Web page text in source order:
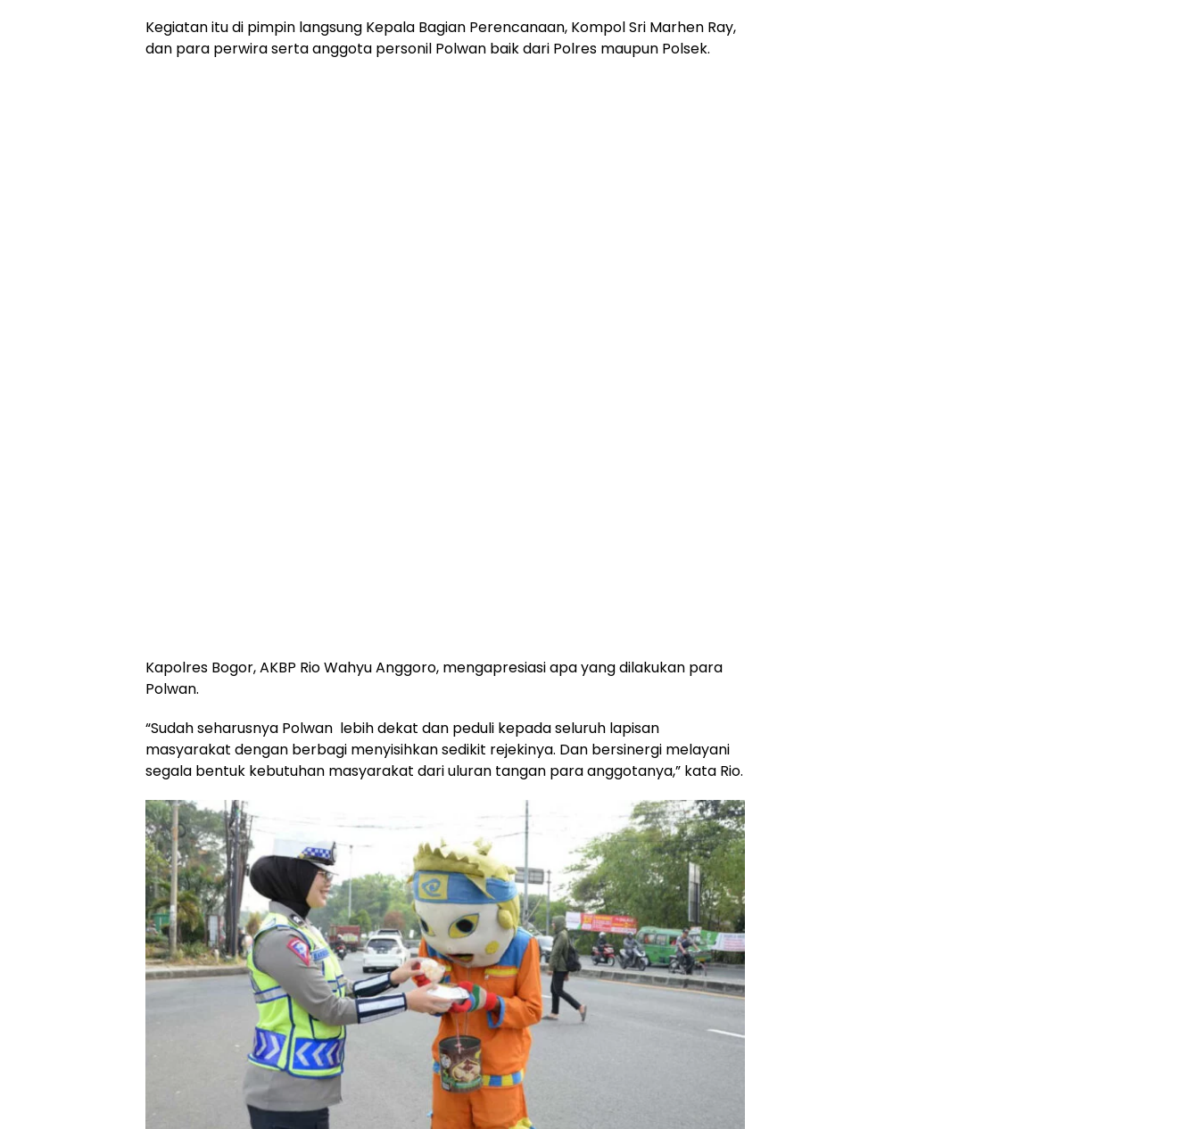
Kegiatan itu di pimpin langsung Kepala Bagian Perencanaan, Kompol Sri Marhen Ray,
dan para perwira serta anggota personil Polwan baik dari Polres maupun Polsek.
Kapolres Bogor, AKBP Rio Wahyu Anggoro, mengapresiasi apa yang dilakukan para
Polwan.
“Sudah seharusnya Polwan lebih dekat dan peduli kepada seluruh lapisan
masyarakat dengan berbagi menyisihkan sedikit rejekinya. Dan bersinergi melayani
segala bentuk kebutuhan masyarakat dari uluran tangan para anggotanya,” kata Rio.